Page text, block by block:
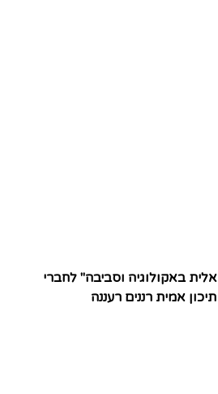
באקולוגיה וסביבה" לחברי
אמית רננים רעננה